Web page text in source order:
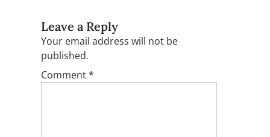
Leave a Reply
Your email address will not be
published.
Comment*